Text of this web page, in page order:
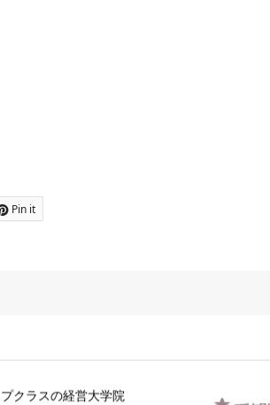
Pin it
クラスの経営大学院